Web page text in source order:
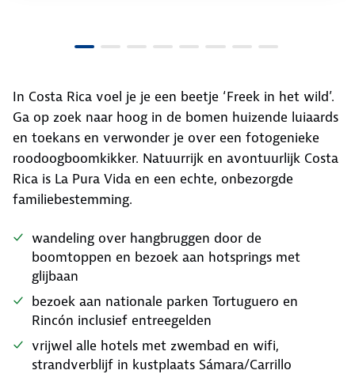
In Costa Rica voel je je een beetje ‘Freek in het wild’.
Ga op zoek naar hoog in de bomen huizende luiaards
en toekans en verwonder je over een fotogenieke
roodoogboomkikker. Natuurrijk en avontuurlijk Costa
Rica is La Pura Vida en een echte, onbezorgde
familiebestemming.
wandeling over hangbruggen door de
boomtoppen en bezoek aan hotsprings met
glijbaan
bezoek aan nationale parken Tortuguero en
Rincón inclusief entreegelden
vrijwel alle hotels met zwembad en wifi,
strandverblijf in kustplaats Sámara/Carrillo